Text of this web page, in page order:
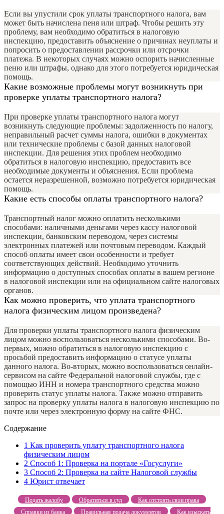
Если вы упустили срок уплаты транспортного налога, вам
может быть начислена пеня или штраф. Чтобы решить эту
проблему, вам необходимо обратиться в налоговую
инспекцию, предоставить объяснение о причинах неуплаты и
попросить о предоставлении рассрочки или отсрочки
платежа. В некоторых случаях можно оспорить начисленные
пеню или штрафы, однако для этого потребуется юридическая
помощь.
Какие возможные проблемы могут возникнуть при
проверке уплаты транспортного налога?
При проверке уплаты транспортного налога могут
возникнуть следующие проблемы: задолженность по налогу,
неправильный расчет суммы налога, ошибки в документах
или технические проблемы с базой данных налоговой
инспекции. Для решения этих проблем необходимо
обратиться в налоговую инспекцию, предоставить все
необходимые документы и объяснения. Если проблема
остается неразрешенной, возможно потребуется юридическая
помощь.
Какие есть способы оплаты транспортного налога?
Транспортный налог можно оплатить несколькими
способами: наличными деньгами через кассу налоговой
инспекции, банковским переводом, через системы
электронных платежей или почтовым переводом. Каждый
способ оплаты имеет свои особенности и требует
соответствующих действий. Необходимо уточнить
информацию о доступных способах оплаты в вашем регионе
в налоговой инспекции или на официальном сайте налоговых
органов.
Как можно проверить, что уплата транспортного
налога физическим лицом произведена?
Для проверки уплаты транспортного налога физическим
лицом можно воспользоваться несколькими способами. Во-
первых, можно обратиться в налоговую инспекцию с
просьбой предоставить информацию о статусе уплаты
данного налога. Во-вторых, можно воспользоваться онлайн-
сервисом на сайте Федеральной налоговой службы, где с
помощью ИНН и номера транспортного средства можно
проверить статус уплаты налога. Также можно отправить
запрос на проверку уплаты налога в налоговую инспекцию по
почте или через электронную форму на сайте ФНС.
Содержание
1 Как проверить уплату транспортного налога
физическим лицом
2 Способ 1: Проверка на портале «Госуслуги»
3 Способ 2: Проверка на сайте Налоговой службы
4 Юрист отвечает
Подать жалобу Обратиться в суд
Как отстоять свои права
Справки из банка
Правильная подача документов Как взыскать